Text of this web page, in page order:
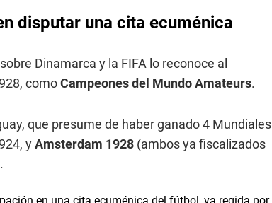
disputar una cita ecuménica
Dinamarca y la FIFA lo reconoce al
comoCampeones del Mundo Amateurs.
que presume de haber ganado 4 Mundiales
yAmsterdam 1928 (ambos ya fiscalizados